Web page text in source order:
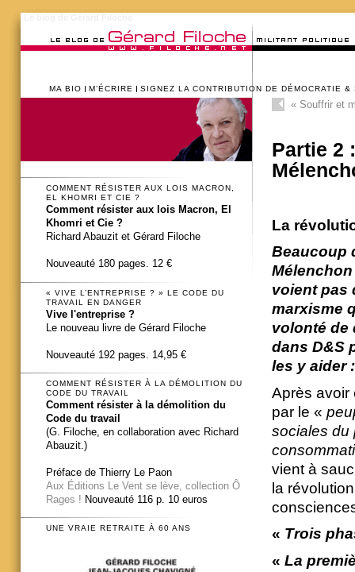
MA BIO M’ÉCRIRE SIGNEZ LA CONTRIBUTION DE DÉMOCRATIE &
«Souffrir et
Partie 2
La
Beaucoup
voient pas
marxisme
volonté de
dans D&S
les y aider :
Après avoir
par le «
sociales du
vient à
la
« Trois
« La
COMMENT RÉSISTER AUX LOIS MACRON,
EL KHOMRI ET CIE ?
Comment résister aux lois Macron, El
Khomri et Cie ?
Richard Abauzit et Gérard Filoche
Nouveauté 180 pages. 12 €
« VIVE L’ENTREPRISE ? » LE CODE DU
TRAVAIL EN DANGER
Vive l'entreprise ?
Le nouveau livre de Gérard Filoche
Nouveauté 192 pages. 14,95 €
COMMENT RÉSISTER À LA DÉMOLITION DU
CODE DU TRAVAIL
Comment résister à la démolition du
Code du travail
(G. Filoche, en collaboration avec Richard
Abauzit.)
Préface de Thierry Le Paon
Aux Éditions Le Vent se lève, collection Ô
Rages ! Nouveauté 116 p. 10 euros
UNE VRAIE RETRAITE À 60 ANS